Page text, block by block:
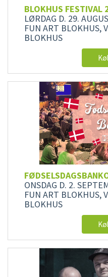
BLOKHUS FESTIVAL
LØRDAG D. 29.
FUN ART BLOKHUS,
BLOKHUS
ONSDAG D. 2.
FUN ART BLOKHUS,
BLOKHUS